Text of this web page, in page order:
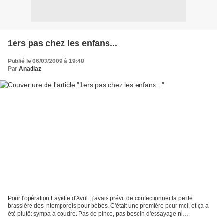
1ers pas chez les enfans...
Publié le 06/03/2009 à 19:48
Par Anadiaz
Pour l'opération Layette d'Avril , j'avais prévu de confectionner la petite
brassière des Intemporels pour bébés. C'était une première pour moi, et ça a
été plutôt sympa à coudre. Pas de pince, pas besoin d'essayage ni